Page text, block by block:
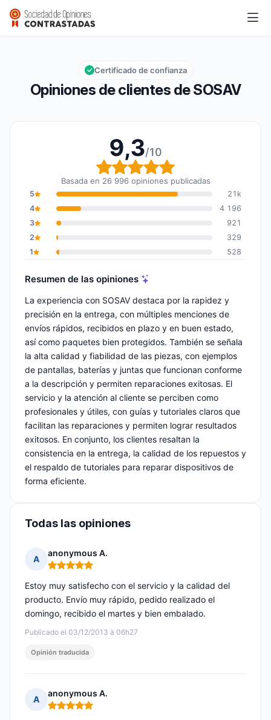
SOSAV
Calificación global: 9,3 de 10
9,3/10
Opiniones de clientes de SOSAV
Certificado de confianza
9,3/10
Calificación global: 9,3
Basada en 26 996 opiniones publicadas
5
21k
4
4 196
3
921
2
329
1
528
Resumen de las opiniones
La experiencia con SOSAV destaca por la rapidez y
precisión en la entrega, con múltiples menciones de
envíos rápidos, recibidos en plazo y en buen estado,
así como paquetes bien protegidos. También se señala
la alta calidad y fiabilidad de las piezas, con ejemplos
de pantallas, baterías y juntas que funcionan conforme
a la descripción y permiten reparaciones exitosas. El
servicio y la atención al cliente se perciben como
profesionales y útiles, con guías y tutoriales claros que
facilitan las reparaciones y permiten lograr resultados
exitosos. En conjunto, los clientes resaltan la
consistencia en la entrega, la calidad de los repuestos y
el respaldo de tutoriales para reparar dispositivos de
forma eficiente.
Todas las opiniones
A
anonymous A.
Nota: 5 de 5
Publicado el 03/12/2013 à 06h27
Estoy muy satisfecho con el servicio y la calidad del
producto. Envío muy rápido, pedido realizado el
domingo, recibido el martes y bien embalado.
Opinión traducida
A
anonymous A.
Nota: 5 de 5